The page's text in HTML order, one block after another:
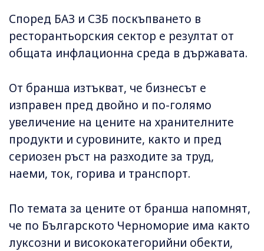
Според БАЗ и СЗБ поскъпването в
ресторантьорския сектор е резултат от
общата инфлационна среда в държавата.
От бранша изтъкват, че бизнесът е
изправен пред двойно и по-голямо
увеличение на цените на хранителните
продукти и суровините, както и пред
сериозен ръст на разходите за труд,
наеми, ток, горива и транспорт.
По темата за цените от бранша напомнят,
че по Българското Черноморие има както
луксозни и висококатегорийни обекти,